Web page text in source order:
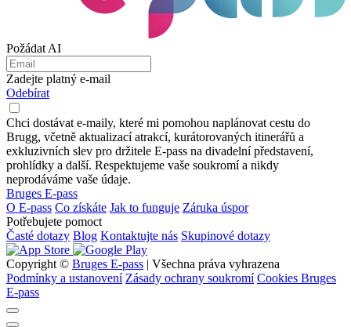
Požádat AI
Zadejte platný e-mail
Odebírat
Chci dostávat e-maily, které mi pomohou naplánovat cestu do
Brugg, včetně aktualizací atrakcí, kurátorovaných itinerářů a
exkluzivních slev pro držitele E-pass na divadelní představení,
prohlídky a další. Respektujeme vaše soukromí a nikdy
neprodáváme vaše údaje.
Bruges E-pass
O E-pass Co získáte Jak to funguje Záruka úspor
Potřebujete pomoct
Časté dotazy Blog Kontaktujte nás Skupinové dotazy
Copyright © Bruges E-pass | Všechna práva vyhrazena
Podmínky a ustanovení Zásady ochrany soukromí Cookies Bruges
E-pass